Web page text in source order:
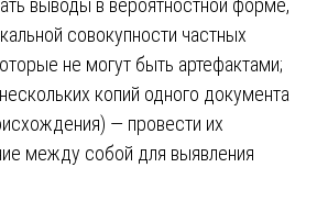
совокупности частных
не могут быть артефактами;
копий одного документа
— провести их
между собой для выявления